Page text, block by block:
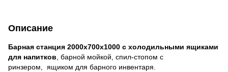
Описание
Барная станция 2000х700х1000 с холодильными ящиками
для напитков , барной мойкой, спил-стопом с
ринзером, ящиком для барного инвентаря.